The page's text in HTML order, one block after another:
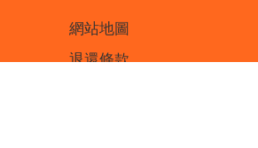
網站地圖
退還條款